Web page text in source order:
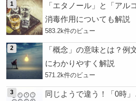
「エタノール」と「アル
消毒作用についても解説
583.2k件のビュー
「概念」の意味とは？例
にわかりやすく解説
571.2k件のビュー
同じようで違う！「0時」